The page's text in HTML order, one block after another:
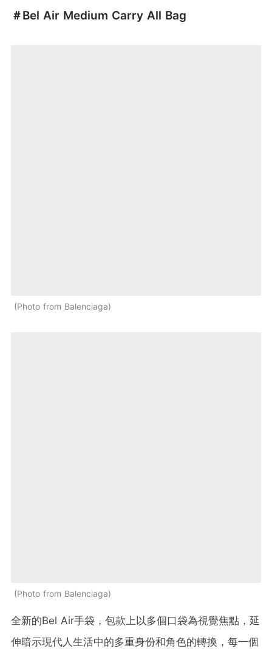
＃Bel Air Medium Carry All Bag
Photo from Balenciaga
Photo from Balenciaga
全新的Bel Air手袋，包款上以多個口袋為視覺焦點，延
伸暗示現代人生活中的多重身份和角色的轉換，每一個